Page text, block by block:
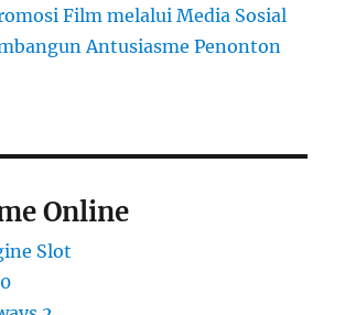
Film melalui Media Sosial
Antusiasme Penonton
Online
Slot